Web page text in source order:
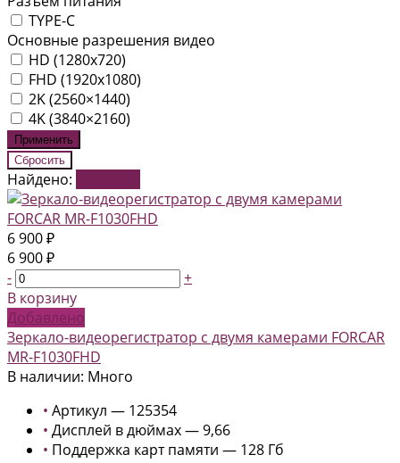
TYPE-C
Основные разрешения видео
HD (1280x720)
FHD (1920x1080)
2K (2560×1440)
4K (3840×2160)
Найдено:
6 900 ₽
6 900 ₽
-
+
В корзину
Добавлено
Зеркало-видеорегистратор с двумя камерами FORCAR
MR-F1030FHD
В наличии: Много
• Артикул — 125354
• Дисплей в дюймах — 9,66
• Поддержка карт памяти — 128 Гб